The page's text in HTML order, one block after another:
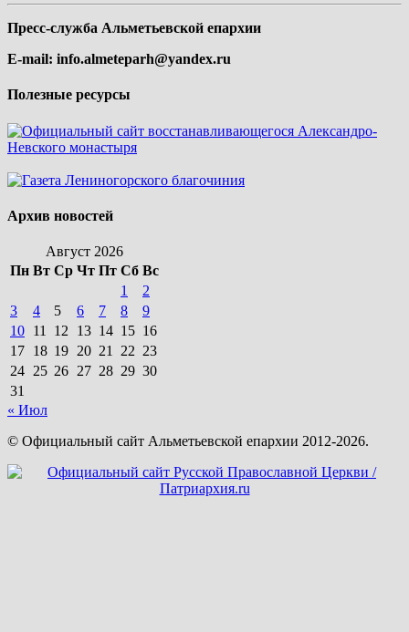
Пресс-служба Альметьевской епархии
E-mail: info.almeteparh@yandex.ru
Полезные ресурсы
Архив новостей
Август 2026
Пн Вт Ср Чт Пт Сб Вс
1
2
3
4 5 6 7 8
9
10 11 12 13 14 15 16
17 18 19 20 21 22 23
24 25 26 27 28 29 30
31
« Июл
© Официальный сайт Альметьевской епархии 2012-2026.